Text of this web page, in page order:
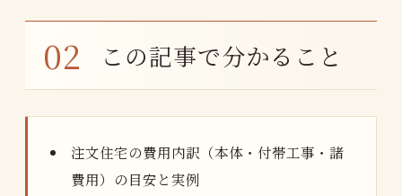
この記事で分かること
注文住宅の費用内訳（本体・付帯工事・諸
費用）の目安と実例